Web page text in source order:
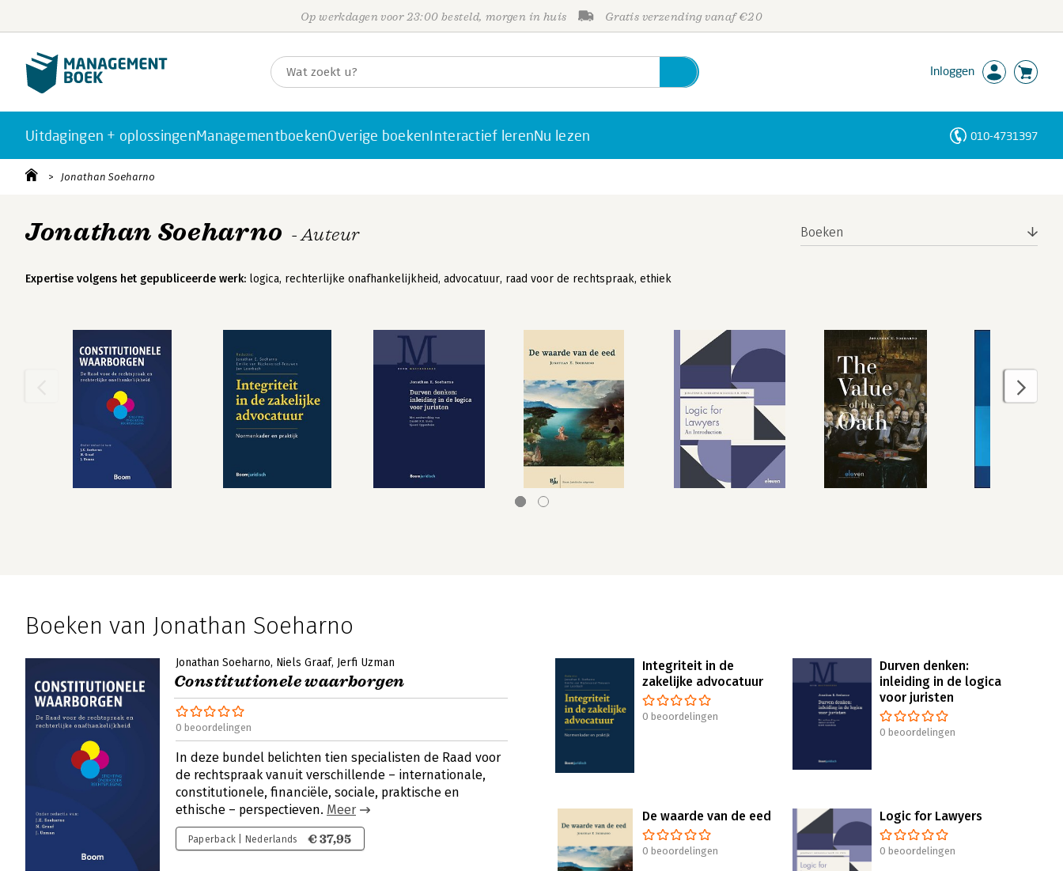
Op werkdagen voor 23:00 besteld, morgen in huis Gratis verzending vanaf €20
Inloggen
Uitdagingen + oplossingenManagementboekenOverige boekenInteractief lerenNu lezen 010-4731397
Jonathan Soeharno
Jonathan Soeharno - Auteur
Expertise volgens het gepubliceerde werk: logica, rechterlijke onafhankelijkheid, advocatuur, raad voor de rechtspraak, ethiek
Boeken
Boeken van Jonathan Soeharno
Jonathan Soeharno Niels Graaf Jerfi Uzman
Constitutionele waarborgen
0 beoordelingen
In deze bundel belichten tien specialisten de Raad voor
de rechtspraak vanuit verschillende – internationale,
constitutionele, financiële, sociale, praktische en
ethische – perspectieven. Meer
Paperback | Nederlands € 37,95
Integriteit in de
zakelijke advocatuur
0 beoordelingen
Durven denken:
inleiding in de logica
voor juristen
0 beoordelingen
De waarde van de eed
0 beoordelingen
Logic for Lawyers
0 beoordelingen
Personen